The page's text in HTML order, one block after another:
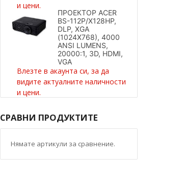
и цени.
ПРОЕКТОР ACER
BS-112P/X128HP,
DLP, XGA
(1024X768), 4000
ANSI LUMENS,
20000:1, 3D, HDMI,
VGA
Влезте в акаунта си, за да
видите актуалните наличности
и цени.
СРАВНИ ПРОДУКТИТЕ
Нямате артикули за сравнение.